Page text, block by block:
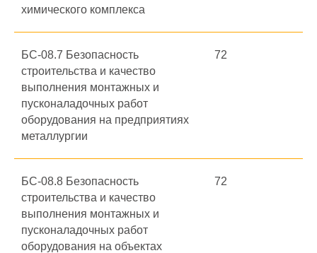
химического комплекса
БС-08.7 Безопасность
строительства и качество
выполнения монтажных и
пусконаладочных работ
оборудования на предприятиях
металлургии
72
БС-08.8 Безопасность
строительства и качество
выполнения монтажных и
пусконаладочных работ
оборудования на объектах
72